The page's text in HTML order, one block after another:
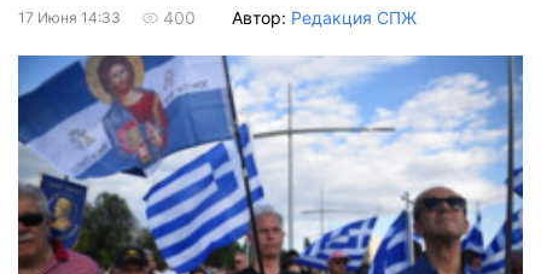
17 Июня 14:33 400 Автор: Редакция СПЖ